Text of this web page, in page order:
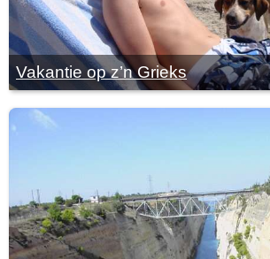
Vakantie op z’n Grieks